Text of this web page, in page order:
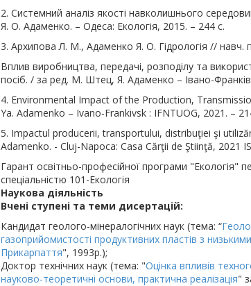
2. Системний аналіз якості навколишнього
Я. О. Адаменко. – Одеса: Екологія, 2015. – 244 с.
3. Архипова Л. М., Адаменко Я. О. Гідрологія // навч.
Вплив виробництва, передачі, розподілу та
посіб. / за ред. М. Штец, Я. Адаменко – Івано-
4. Environmental Impact of the Production,
Ya. Adamenko – Ivano-Frankivsk : IFNTUOG, 2021. –
5. Impactul producerii, transportului, distribuţiei şi
Adamenko. - Cluj-Napoca: Casa Cărţii de Ştiinţă, 2021
Гарант освітньо-професійної програми "Екологія"
спеціальністю 101-Екологія
Наукова діяльність
Вчені ступені та теми дисертацій:
Кандидат геолого-мінералогічних наук (тема: “
газоприйомистості продуктивних пластів з
Прикарпаття", 1993р.);
Доктор технічних наук (тема: "Оцінка впливів
науково-теоретичні основи, практична реалізація"